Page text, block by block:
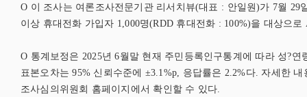
O 이 조사는 여론조사전문기관 리서치뷰(대표 : 안일원)가 7월 29
이상 휴대전화 가입자 1,000명(RDD 휴대전화 : 100%)을 대상으
O 통계보정은 2025년 6월말 현재 주민등록인구통계에 따라 성?
표본오차는 95% 신뢰수준에 ±3.1%p, 응답률은 2.2%다. 자세한
조사심의위원회 홈페이지에서 확인할 수 있다.